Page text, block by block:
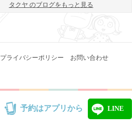
タクヤ のブログをもっと見る
プライバシーポリシー お問い合わせ
予約はアプリから LINE